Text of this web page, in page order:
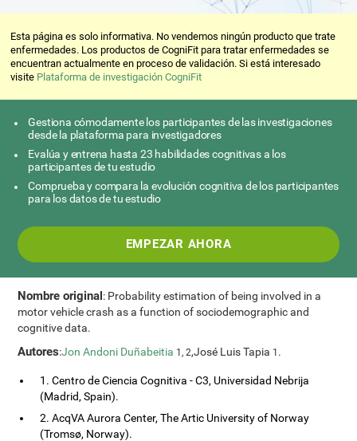
Esta página es solo informativa. No vendemos ningún producto que trate
enfermedades. Los productos de CogniFit para tratar enfermedades se
encuentran actualmente en proceso de validación. Si está interesado
visite Plataforma de investigación CogniFit
Gestiona cómodamente los participantes de las investigaciones
desde la plataforma para investigadores
Evalúa y entrena hasta 23 habilidades cognitivas a los
participantes de tu estudio
Comprueba y compara la evolución cognitiva de los participantes
para los datos de tu estudio
EMPEZAR AHORA
Nombre original: Probability estimation of being involved in a
motor vehicle crash as a function of sociodemographic and
cognitive data.
Autores:Jon Andoni Duñabeitia 1, 2,José Luis Tapia 1 .
1. Centro de Ciencia Cognitiva - C3, Universidad Nebrija
(Madrid, Spain).
2. AcqVA Aurora Center, The Artic University of Norway
(Tromsø, Norway).